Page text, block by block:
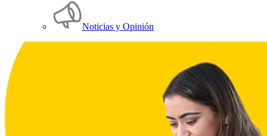
Noticias y Opinión